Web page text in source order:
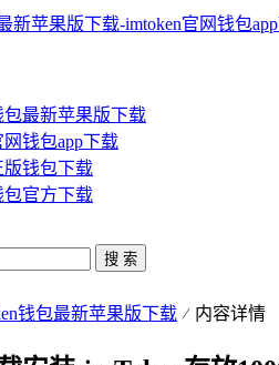
包最新苹果版下载
网钱包app下载
版钱包下载
包官方下载
搜 索
钱包最新苹果版下载 内容详情